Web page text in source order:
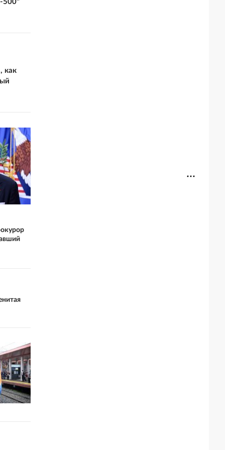
500"
как